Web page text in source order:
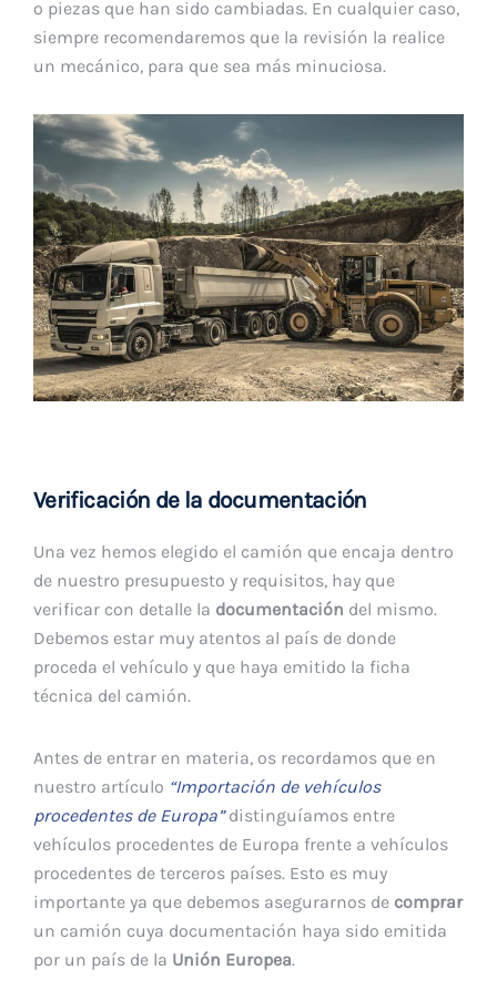
o piezas que han sido cambiadas. En cualquier caso,
siempre recomendaremos que la revisión la realice
un mecánico, para que sea más minuciosa.
Verificación de la documentación
Una vez hemos elegido el camión que encaja dentro
de nuestro presupuesto y requisitos, hay que
verificar con detalle la documentación del mismo.
Debemos estar muy atentos al país de donde
proceda el vehículo y que haya emitido la ficha
técnica del camión.
Antes de entrar en materia, os recordamos que en
nuestro artículo “Importación de vehículos
procedentes de Europa”distinguíamos entre
vehículos procedentes de Europa frente a vehículos
procedentes de terceros países. Esto es muy
importante ya que debemos asegurarnos de comprar
un camión cuya documentación haya sido emitida
por un país de la Unión Europea.